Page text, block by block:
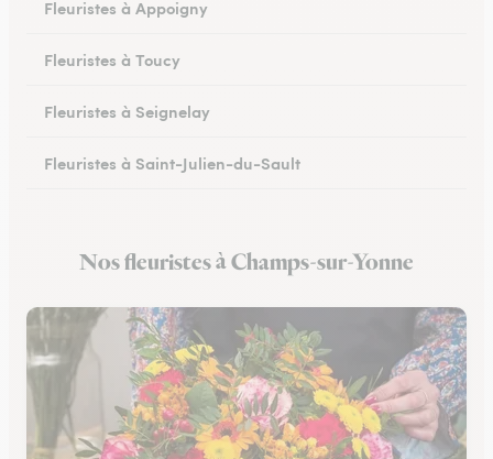
Fleuristes à Appoigny
Fleuristes à Toucy
Fleuristes à Seignelay
Fleuristes à Saint-Julien-du-Sault
Fleuristes à Monéteau
Nos fleuristes à Champs-sur-Yonne